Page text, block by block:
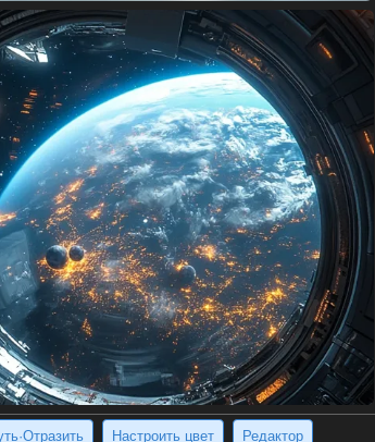
Настроить цвет Редактор